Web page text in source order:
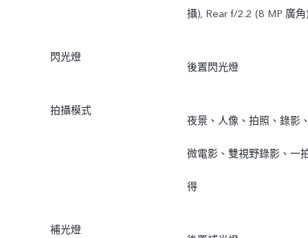
8MP 蔡司超廣角鏡頭：
鏡頭
攝), Rear f/2.2 (8 MP 廣角)
閃光燈
後置閃光燈
拍攝模式
夜景、人像、拍照、錄影
微電影、雙視野錄影、一
得
補光燈